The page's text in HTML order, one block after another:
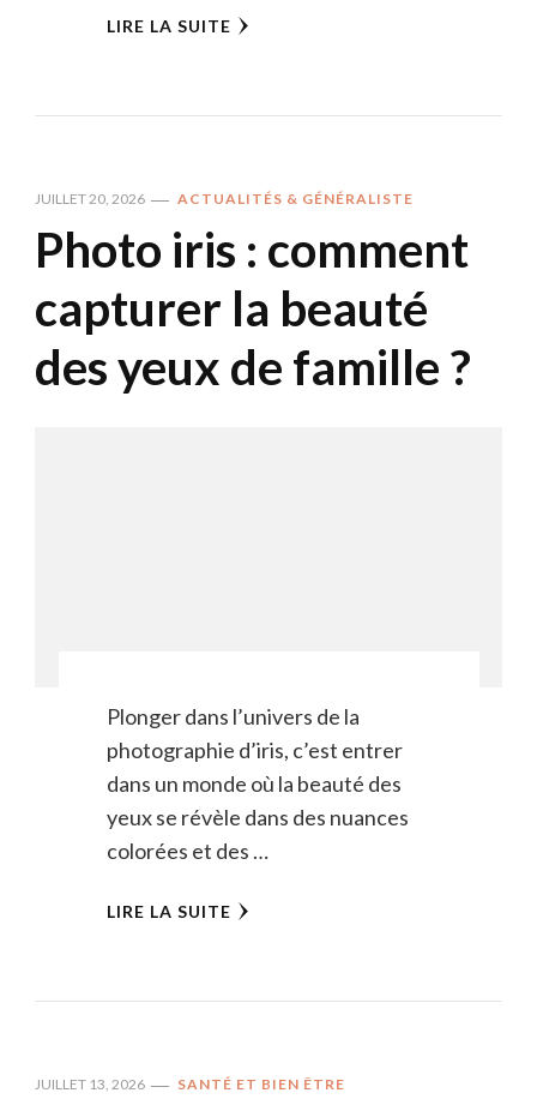
LIRE LA SUITE
JUILLET 20, 2026 ACTUALITÉS & GÉNÉRALISTE
Photo iris : comment
capturer la beauté
des yeux de famille ?
Plonger dans l’univers de la
photographie d’iris, c’est entrer
dans un monde où la beauté des
yeux se révèle dans des nuances
colorées et des …
LIRE LA SUITE
JUILLET 13, 2026 SANTÉ ET BIEN ÊTRE